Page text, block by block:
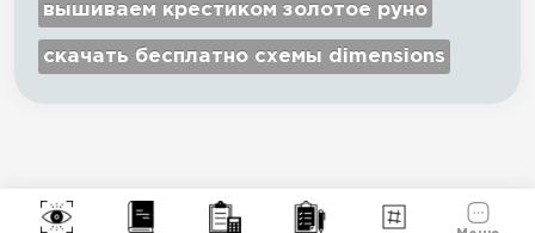
вышиваем крестиком золотое руно
скачать бесплатно схемы dimensions